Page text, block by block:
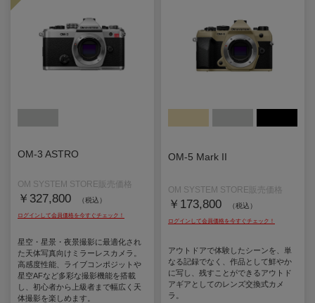
OM-3 ASTRO
￥327,800 （税込）
星空・星景・夜景撮影に最適化され
た天体写真向けミラーレスカメラ。
高感度性能、ライブコンポジットや
星空AFなど多彩な撮影機能を搭載
し、初心者から上級者まで幅広く天
体撮影を楽しめます。
OM-5 Mark II
￥173,800 （税込）
アウトドアで体験したシーンを、単
なる記録でなく、作品として鮮やか
に写し、残すことができるアウトド
アギアとしてのレンズ交換式カメ
ラ。